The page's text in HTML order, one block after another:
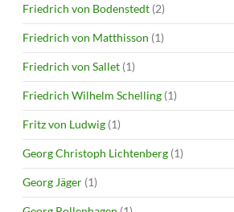
Friedrich von Bodenstedt (2)
Friedrich von Matthisson (1)
Friedrich von Sallet (1)
Friedrich Wilhelm Schelling (1)
Fritz von Ludwig (1)
Georg Christoph Lichtenberg (1)
Georg Jäger (1)